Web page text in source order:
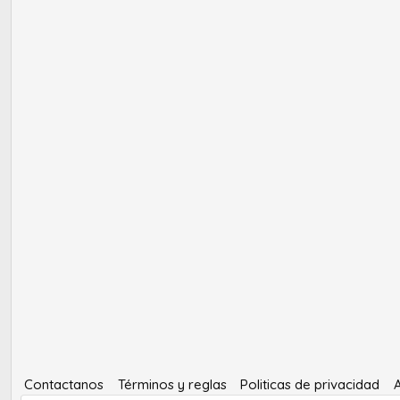
Contactanos Términos y reglas Politicas de privacidad